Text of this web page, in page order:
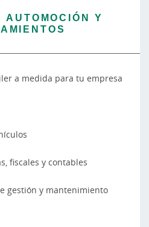
AUTOMOCIÓN Y
a medida para tu empresa
fiscales y contables
gestión y mantenimiento